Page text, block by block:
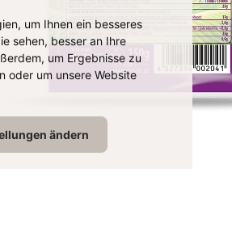
um Ihnen ein besseres
sehen, besser an Ihre
um Ergebnisse zu
oder um unsere Website
ändern